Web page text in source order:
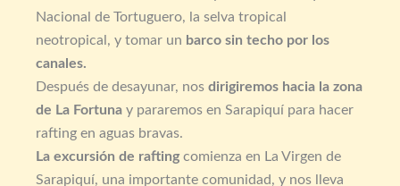
Nacional de Tortuguero, la selva tropical
neotropical, y tomar un barco sin techo por los
canales.
Después de desayunar, nos dirigiremos hacia la zona
de La Fortuna y pararemos en Sarapiquí para hacer
rafting en aguas bravas.
La excursión de rafting comienza en La Virgen de
Sarapiquí, una importante comunidad, y nos lleva